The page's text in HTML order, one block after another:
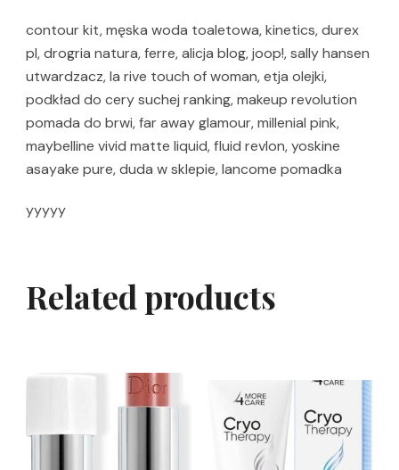
contour kit, męska woda toaletowa, kinetics, durex
pl, drogria natura, ferre, alicja blog, joop!, sally hansen
utwardzacz, la rive touch of woman, etja olejki,
podkład do cery suchej ranking, makeup revolution
pomada do brwi, far away glamour, millenial pink,
maybelline vivid matte liquid, fluid revlon, yoskine
asayake pure, duda w sklepie, lancome pomadka
yyyyy
Related products